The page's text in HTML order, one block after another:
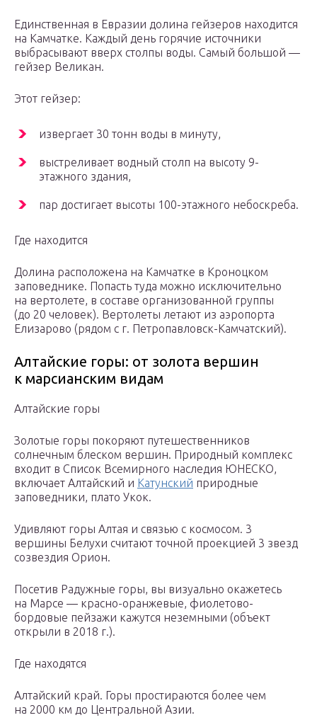
Единственная в Евразии долина гейзеров находится
на Камчатке. Каждый день горячие источники
выбрасывают вверх столпы воды. Самый большой —
гейзер Великан.
Этот гейзер:
извергает 30 тонн воды в минуту,
выстреливает водный столп на высоту 9-
этажного здания,
пар достигает высоты 100-этажного небоскреба.
Где находится
Долина расположена на Камчатке в Кроноцком
заповеднике. Попасть туда можно исключительно
на вертолете, в составе организованной группы
(до 20 человек). Вертолеты летают из аэропорта
Елизарово (рядом с г. Петропавловск-Камчатский).
Алтайские горы: от золота вершин
к марсианским видам
Алтайские горы
Золотые горы покоряют путешественников
солнечным блеском вершин. Природный комплекс
входит в Список Всемирного наследия ЮНЕСКО,
включает Алтайский и Катунский природные
заповедники, плато Укок.
Удивляют горы Алтая и связью с космосом. 3
вершины Белухи считают точной проекцией 3 звезд
созвездия Орион.
Посетив Радужные горы, вы визуально окажетесь
на Марсе — красно-оранжевые, фиолетово-
бордовые пейзажи кажутся неземными (объект
открыли в 2018 г.).
Где находятся
Алтайский край. Горы простираются более чем
на 2000 км до Центральной Азии.